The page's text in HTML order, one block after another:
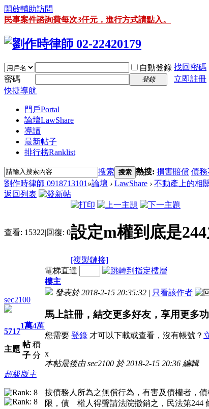
開啟輔助訪問
民事案件諮詢費每次3仟元，進行方式請點入。
自動登錄 找回密碼
密碼
登錄
立即註冊
快捷導航
門戶Portal
論壇LawShare
導讀
最新帖子
排行榜Ranklist
搜索 搜索 熱搜: 損害賠償 債
劉作時律師 0918713101 »論壇 › LawShare › 不動產上的相
返回列表
查看: 15322|回復: 0設定m權到底是
[複製鏈接]
sec2100
5717
主題
1萬
帖
子
4萬
積
分
超級版主
電梯直達
樓主
發表於 2018-2-15 20:35:32 | 只看該作者
馬上註冊，結交更多好友，享用更多
您需要 登錄 才可以下載或查看，沒有帳號？
x
本帖最後由 sec2100 於 2018-2-15 20:36 編輯
按債務人所為之無償行為，有害及債權者，
限，債 權人得聲請法院撤銷之，民法第244